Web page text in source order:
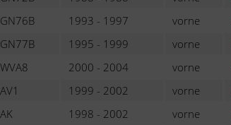
GN76B 1993 - 1997 vorne
GN77B 1995 - 1999 vorne
WVA8 2000 - 2004 vorne
AV1 1999 - 2002 vorne
AK 1998 - 2002 vorne